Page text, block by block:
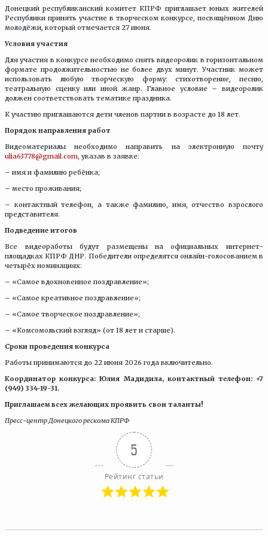
Донецкий республиканский комитет КПРФ приглашает юных жителей
Республики принять участие в творческом конкурсе, посвящённом Дню
молодёжи, который отмечается 27 июня.
Условия участия
Для участия в конкурсе необходимо снять видеоролик в горизонтальном
формате продолжительностью не более двух минут. Участник может
использовать любую творческую форму: стихотворение, песню,
театральную сценку или иной жанр. Главное условие – видеоролик
должен соответствовать тематике праздника.
К участию приглашаются дети членов партии в возрасте до 18 лет.
Порядок направления работ
Видеоматериалы необходимо направить на электронную почту
ulia63778@gmаil.com, указав в заявке:
– имя и фамилию ребёнка;
– место проживания;
– контактный телефон, а также фамилию, имя, отчество взрослого
представителя.
Подведение итогов
Все видеоработы будут размещены на официальных интернет-
площадках КПРФ ДНР. Победители определятся онлайн-голосованием в
четырёх номинациях:
– «Самое вдохновенное поздравление»;
– «Самое креативное поздравление»;
– «Самое творческое поздравление»;
– «Комсомольский взгляд» (от 18 лет и старше).
Сроки проведения конкурса
Работы принимаются до 22 июня 2026 года включительно.
Координатор конкурса: Юлия Мадидила, контактный телефон: +7
(949) 334-19-31.
Приглашаем всех желающих проявить свои таланты!
Пресс-центр Донецкого рескома КПРФ
5
Рейтинг статьи